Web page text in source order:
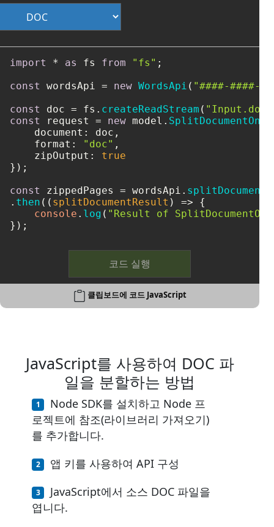
import * as fs from "fs" ;
const
wordsApi = new WordsApi ( "####-####-
const
doc = fs. createReadStream ( "Input.doc"
const
request = new model.
document : doc,
format : "doc" ,
zipOutput : true
});
const
zippedPages = wordsApi.
. then ( ( splitDocumentResult ) => {
console . log ( "Result of
});
코드 실행
클립보드에 코드 JavaScript
JavaScript를 사용하여 DOC 파
일을 분할하는 방법
Node SDK를 설치하고 Node 프
로젝트에 참조(라이브러리 가져오기)
를 추가합니다.
앱 키를 사용하여 API 구성
JavaScript에서 소스 DOC 파일을
엽니다.